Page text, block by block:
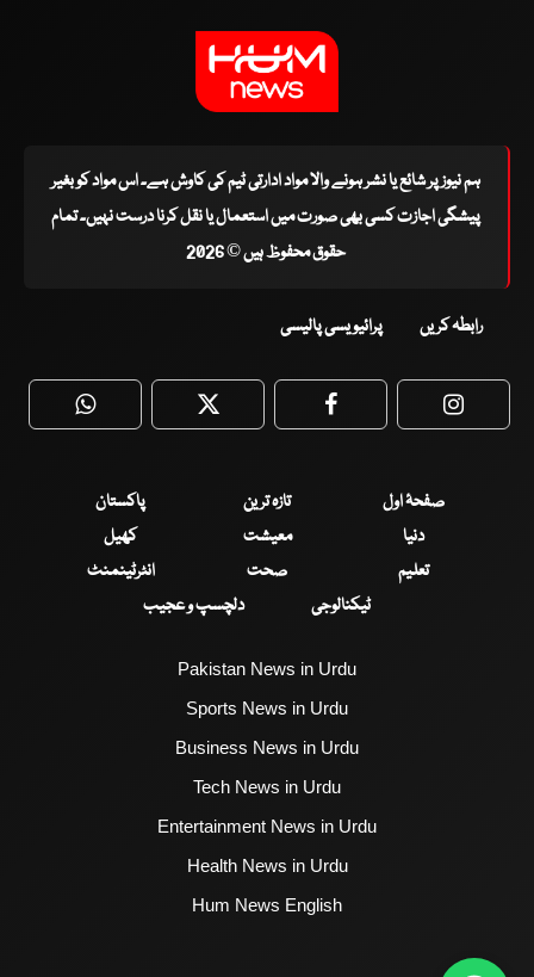
ہم نیوز پر شائع یا نشر ہونے والا مواد ادارتی ٹیم کی کاوش ہے۔ اس مواد کو بغیر
پیشگی اجازت کسی بھی صورت میں استعمال یا نقل کرنا درست نہیں۔ تمام
حقوق محفوظ ہیں © 2026
رابطہ کریں پرائیویسی پالیسی
WhatsApp Twitter Facebook
صفحۂ اول تازہ ترین
پاکستان
دنیا
معیشت
کھیل
تعلیم
صحت
انٹرٹینمنٹ
ٹیکنالوجی
دلچسپ و عجیب
Pakistan News in Urdu
Sports News in Urdu
Business News in Urdu
Tech News in Urdu
Entertainment News in Urdu
Health News in Urdu
Hum News English